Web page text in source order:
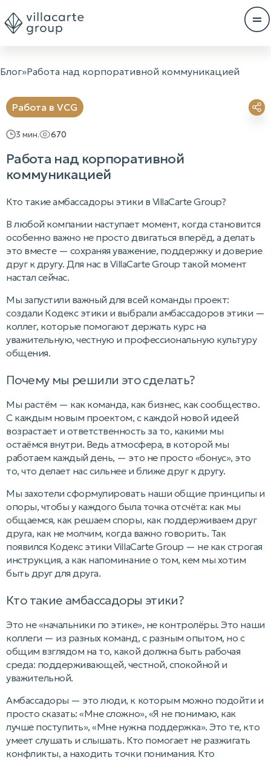
Блог»Работа над корпоративной коммуникацией
Работа в VCG
3 мин. 670
Работа над корпоративной
коммуникацией
Кто такие амбассадоры этики в VillaCarte Group?
В любой компании наступает момент, когда становится
особенно важно не просто двигаться вперёд, а делать
это вместе — сохраняя уважение, поддержку и доверие
друг к другу. Для нас в VillaCarte Group такой момент
настал сейчас.
Мы запустили важный для всей команды проект:
создали Кодекс этики и выбрали амбассадоров этики —
коллег, которые помогают держать курс на
уважительную, честную и профессиональную культуру
общения.
Почему мы решили это сделать?
Мы растём — как команда, как бизнес, как сообщество.
С каждым новым проектом, с каждой новой идеей
возрастает и ответственность за то, какими мы
остаёмся внутри. Ведь атмосфера, в которой мы
работаем каждый день, — это не просто «бонус», это
то, что делает нас сильнее и ближе друг к другу.
Мы захотели сформулировать наши общие принципы и
опоры, чтобы у каждого была точка отсчёта: как мы
общаемся, как решаем споры, как поддерживаем друг
друга, как не молчим, когда важно говорить. Так
появился Кодекс этики VillaCarte Group — не как строгая
инструкция, а как напоминание о том, кем мы хотим
быть друг для друга.
Кто такие амбассадоры этики?
Это не «начальники по этике», не контролёры. Это наши
коллеги — из разных команд, с разным опытом, но с
общим взглядом на то, какой должна быть рабочая
среда: поддерживающей, честной, спокойной и
уважительной.
Амбассадоры — это люди, к которым можно подойти и
просто сказать: «Мне сложно», «Я не понимаю, как
лучше поступить», «Мне нужна поддержка». Это те, кто
умеет слушать и слышать. Кто помогает не разжигать
конфликты, а находить точки понимания. Кто